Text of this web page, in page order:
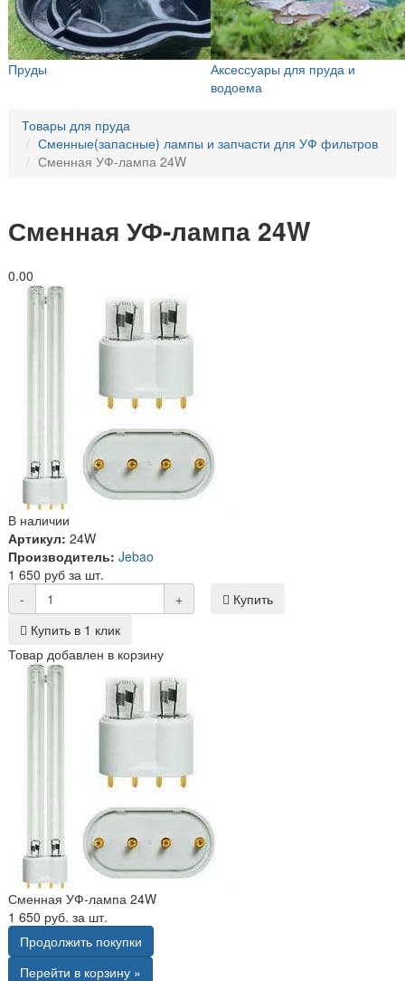
Пруды
Аксессуары для пруда и
водоема
Товары для пруда
Сменные(запасные) лампы и запчасти для УФ фильтров
Сменная УФ-лампа 24W
Сменная УФ-лампа 24W
0.00
В наличии
Артикул: 24W
Производитель: Jebao
1 650 руб за шт.
-
+
Купить
Купить в 1 клик
Товар добавлен в корзину
Сменная УФ-лампа 24W
1 650 руб. за шт.
Продолжить покупки
Перейти в корзину »